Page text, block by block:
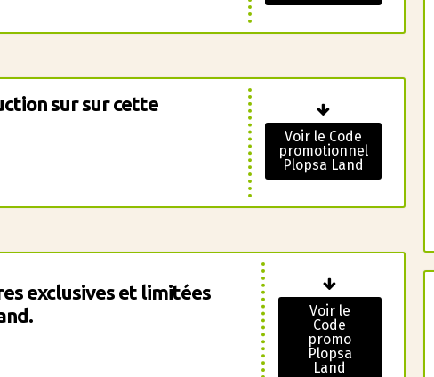
sur sur cette
Voir le Code
promotionnel
Plopsa Land
exclusives et limitées
Voir le
Code
promo
Plopsa
Land